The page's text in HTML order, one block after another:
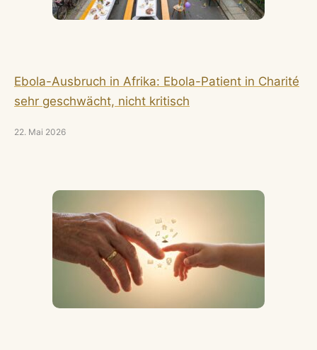
Ebola-Ausbruch in Afrika: Ebola-Patient in Charité
sehr geschwächt, nicht kritisch
22. Mai 2026